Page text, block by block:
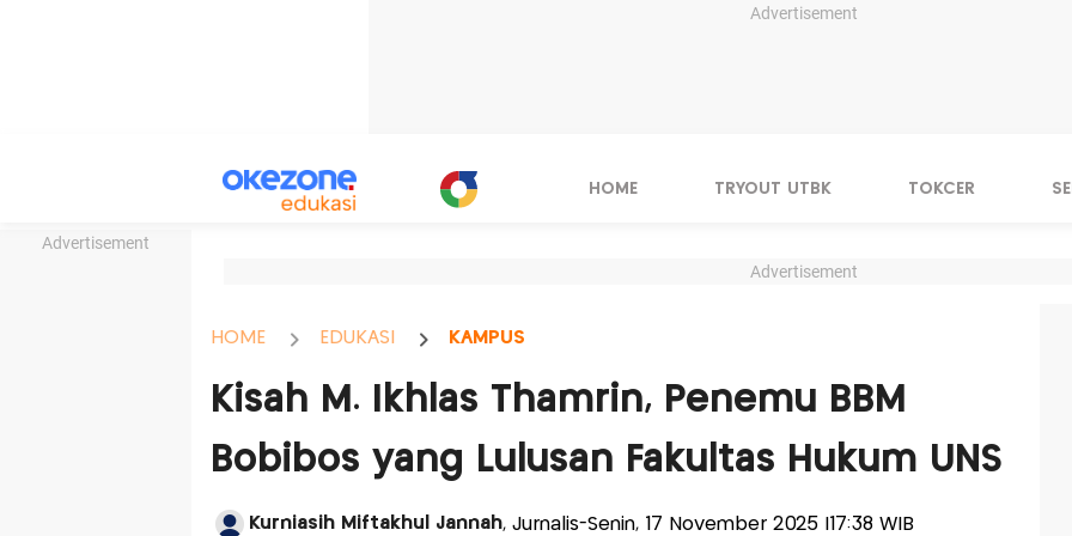
Advertisement
Advertisement
HOME TRYOUT UTBK TOKCER
Advertisement
HOME EDUKASI KAMPUS
Kisah M. Ikhlas Thamrin, Penemu BBM
Bobibos yang Lulusan Fakultas Hukum UNS
Kurniasih Miftakhul Jannah, Jurnalis-Senin, 17 November 2025 |17:38 WIB